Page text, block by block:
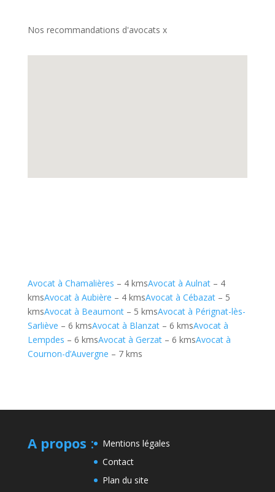
Nos recommandations d'avocats x
Avocat à Chamalières – 4 kmsAvocat à Aulnat– 4
kmsAvocat à Aubière – 4 kmsAvocat à Cébazat– 5
kmsAvocat à Beaumont– 5 kmsAvocat à Pérignat-lès-
Sarliève – 6 kmsAvocat à Blanzat– 6 kmsAvocat à
Lempdes – 6 kmsAvocat à Gerzat– 6 kmsAvocat à
Cournon-d’Auvergne – 7 kms
A propos :
Mentions légales
Contact
Plan du site